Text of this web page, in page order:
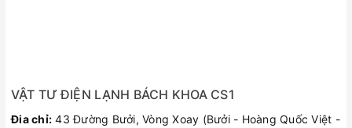
VẬT TƯ ĐIỆN LẠNH BÁCH KHOA CS1
Đia chỉ: 43 Đường Bưởi, Vòng Xoay (Bưởi - Hoàng Quốc Việt -